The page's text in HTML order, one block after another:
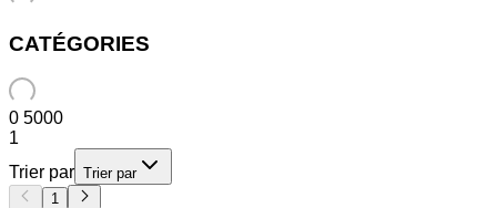
CATÉGORIES
0 5000
1
Trier par Trier par
1